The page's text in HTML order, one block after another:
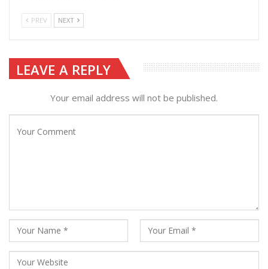
PREV NEXT
LEAVE A REPLY
Your email address will not be published.